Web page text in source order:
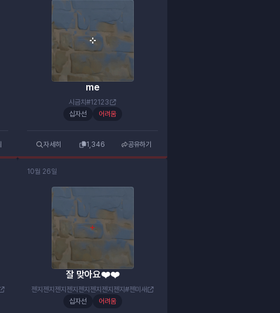
me
시금치#12123
십자선
어려움
자세히 1,346 공유하기
10월 26일
잘 맞아요❤️❤️
젠지젠지젠지젠지젠지젠지젠지젠지#젠미새
십자선
어려움